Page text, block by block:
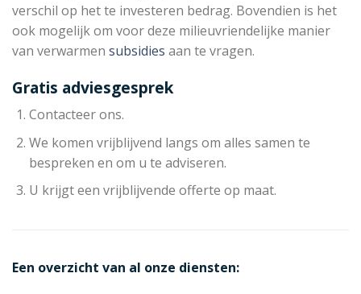
verschil op het te investeren bedrag. Bovendien is het
ook mogelijk om voor deze milieuvriendelijke manier
van verwarmen subsidies aan te vragen.
Gratis adviesgesprek
Contacteer ons.
We komen vrijblijvend langs om alles samen te
bespreken en om u te adviseren.
U krijgt een vrijblijvende offerte op maat.
Een overzicht van al onze diensten: